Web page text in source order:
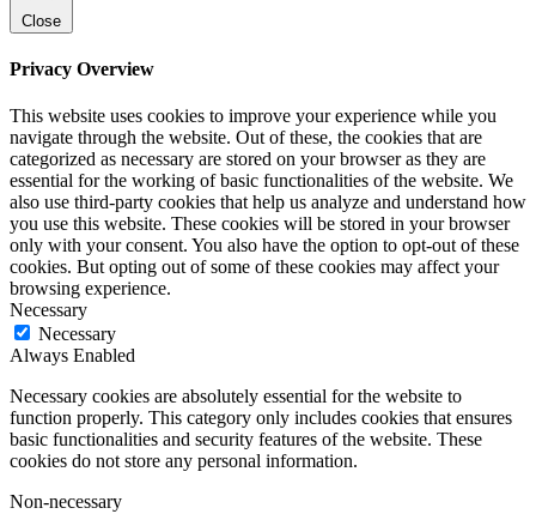
Close
Privacy Overview
This website uses cookies to improve your experience while you
navigate through the website. Out of these, the cookies that are
categorized as necessary are stored on your browser as they are
essential for the working of basic functionalities of the website. We
also use third-party cookies that help us analyze and understand how
you use this website. These cookies will be stored in your browser
only with your consent. You also have the option to opt-out of these
cookies. But opting out of some of these cookies may affect your
browsing experience.
Necessary
Necessary
Always Enabled
Necessary cookies are absolutely essential for the website to
function properly. This category only includes cookies that ensures
basic functionalities and security features of the website. These
cookies do not store any personal information.
Non-necessary